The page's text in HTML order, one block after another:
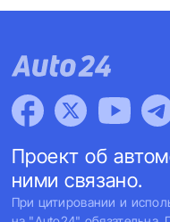
Проект об
ними связано.
При цитировании и